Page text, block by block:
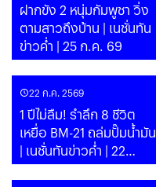
ฝากขัง 2 หนุ่มกัมพูชา วิ่ง
ตามสาวถึงบ้าน | เนชั่นทัน
ข่าวค่ำ | 25 ก.ค. 69
22 ก.ค. 2569
1 ปีไม่ลืม! รำลึก 8 ชีวิต
เหยื่อ BM-21 ถล่มปั๊มน้ำมัน
| เนชั่นทันข่าวค่ำ | 22
ก.ค.69 | PART